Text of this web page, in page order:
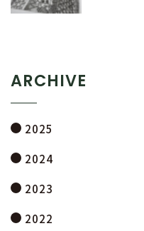
ARCHIVE
2025
2024
2023
2022